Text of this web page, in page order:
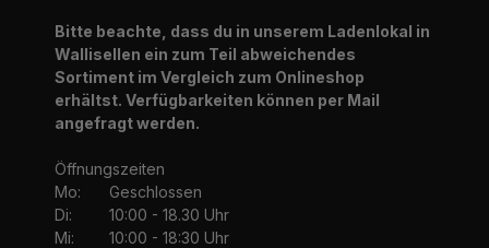
Bitte beachte, dass du in unserem Ladenlokal in
Wallisellen ein zum Teil abweichendes
Sortiment im Vergleich zum Onlineshop
erhältst. Verfügbarkeiten können per Mail
angefragt werden.
Öffnungszeiten
Mo:
Geschlossen
Di:
10:00 - 18.30 Uhr
Mi:
10:00 - 18:30 Uhr